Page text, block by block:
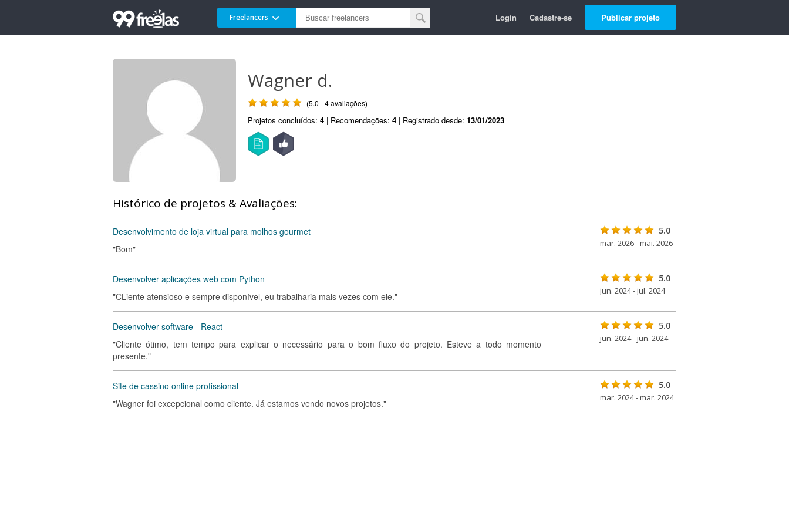
Freelancers Login Cadastre-se Publicar projeto
Wagner d.
(5.0 - 4 avaliações)
Projetos concluídos: 4 | Recomendações: 4 | Registrado desde: 13/01/2023
Histórico de projetos & Avaliações:
Desenvolvimento de loja virtual para molhos gourmet
"Bom"
5.0
mar. 2026 - mai. 2026
Desenvolver aplicações web com Python
"CLiente atensioso e sempre disponível, eu trabalharia mais vezes com ele."
5.0
jun. 2024 - jul. 2024
Desenvolver software - React
"Cliente ótimo, tem tempo para explicar o necessário para o bom fluxo do projeto. Esteve a todo momento
presente."
5.0
jun. 2024 - jun. 2024
Site de cassino online profissional
"Wagner foi excepcional como cliente. Já estamos vendo novos projetos."
5.0
mar. 2024 - mar. 2024